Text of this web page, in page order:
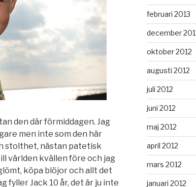
den där förmiddagen. Jag
men inte som den här
stolthet, nästan patetisk
världen kvällen före och jag
köpa blöjor och allt det
fyller Jack 10 år, det är ju inte
februari 2013
december
oktober 2012
augusti 2012
juli 2012
juni 2012
maj 2012
april 2012
mars 2012
januari 2012